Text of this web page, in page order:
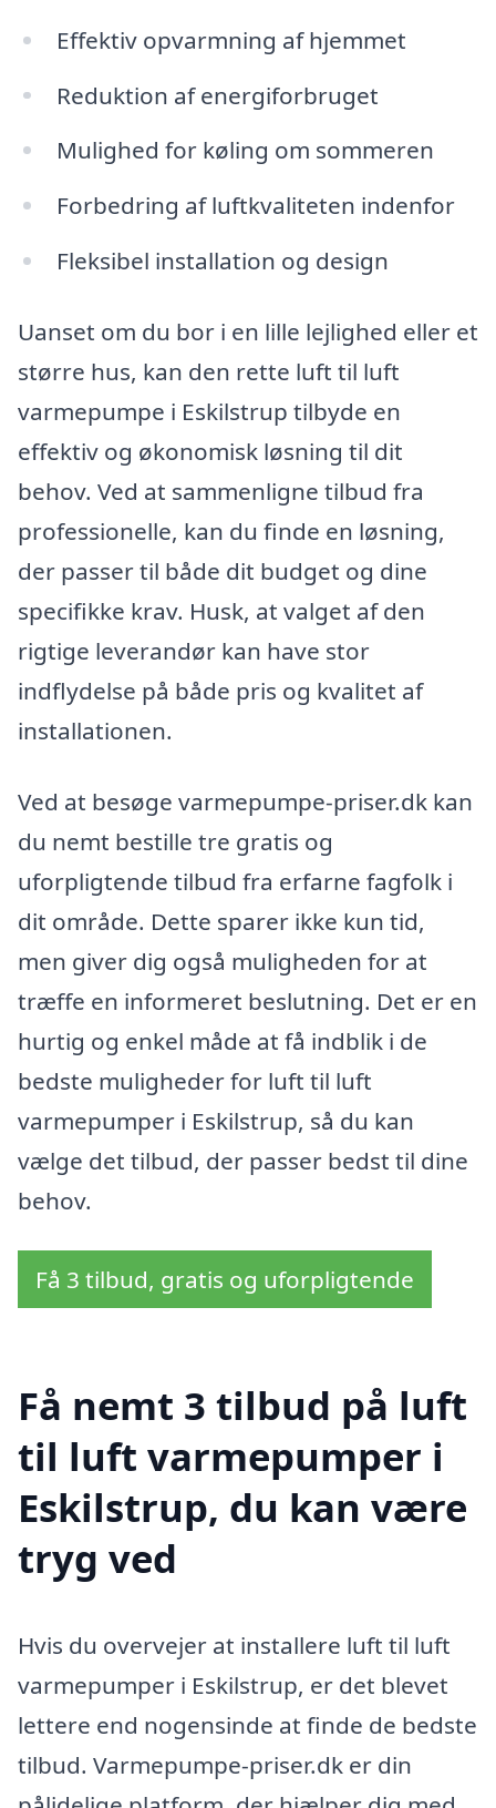
Effektiv opvarmning af hjemmet
Reduktion af energiforbruget
Mulighed for køling om sommeren
Forbedring af luftkvaliteten indenfor
Fleksibel installation og design
Uanset om du bor i en lille lejlighed eller et
større hus, kan den rette luft til luft
varmepumpe i Eskilstrup tilbyde en
effektiv og økonomisk løsning til dit
behov. Ved at sammenligne tilbud fra
professionelle, kan du finde en løsning,
der passer til både dit budget og dine
specifikke krav. Husk, at valget af den
rigtige leverandør kan have stor
indflydelse på både pris og kvalitet af
installationen.
Ved at besøge varmepumpe-priser.dk kan
du nemt bestille tre gratis og
uforpligtende tilbud fra erfarne fagfolk i
dit område. Dette sparer ikke kun tid,
men giver dig også muligheden for at
træffe en informeret beslutning. Det er en
hurtig og enkel måde at få indblik i de
bedste muligheder for luft til luft
varmepumper i Eskilstrup, så du kan
vælge det tilbud, der passer bedst til dine
behov.
Få 3 tilbud, gratis og uforpligtende
Få nemt 3 tilbud på luft
til luft varmepumper i
Eskilstrup, du kan være
tryg ved
Hvis du overvejer at installere luft til luft
varmepumper i Eskilstrup, er det blevet
lettere end nogensinde at finde de bedste
tilbud. Varmepumpe-priser.dk er din